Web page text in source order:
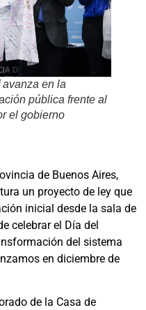
en la
pública frente al
el gobierno
de Buenos Aires,
un proyecto de ley que
inicial desde la sala de
celebrar el Día del
del sistema
en diciembre de
de la Casa de